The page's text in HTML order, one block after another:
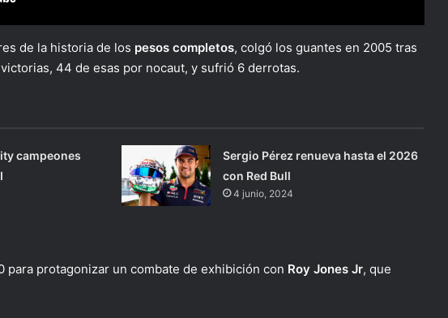
de la historia de los pesos completos, colgó los guantes en 2005 tras
44 de esas por nocaut, y sufrió 6 derrotas.
campeones
Sergio Pérez renueva hasta el 2026
con Red Bull
4 junio, 2024
protagonizar un combate de exhibición con Roy Jones Jr, que